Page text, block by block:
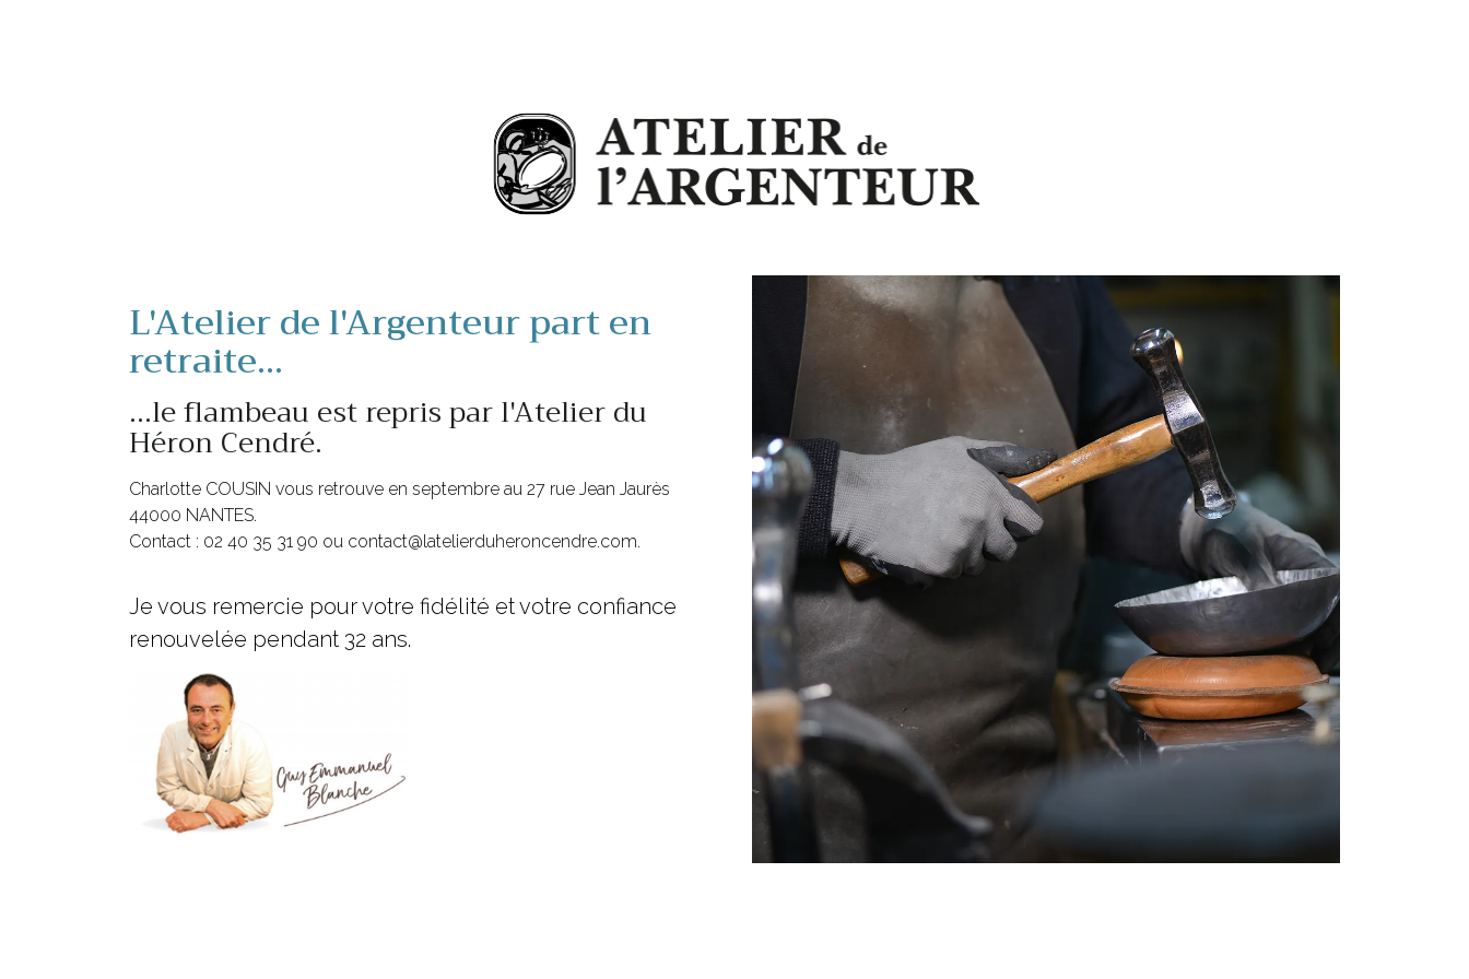
L'Atelier de l'Argenteur part en
retraite...
...le flambeau est repris par l'Atelier du
Héron Cendré.
Charlotte COUSIN vous retrouve en septembre au 27 rue Jean Jaurès
44000 NANTES.
Contact : 02 40 35 31 90 ou contact@latelierduheroncendre.com.
Je vous remercie pour votre fidélité et votre confiance
renouvelée pendant 32 ans.